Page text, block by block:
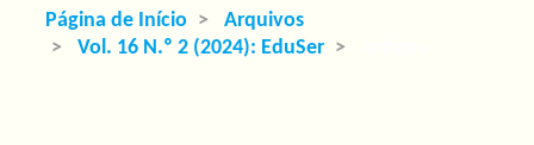
Página de Início
Arquivos
Vol. 16 N.º 2 (2024): EduSer